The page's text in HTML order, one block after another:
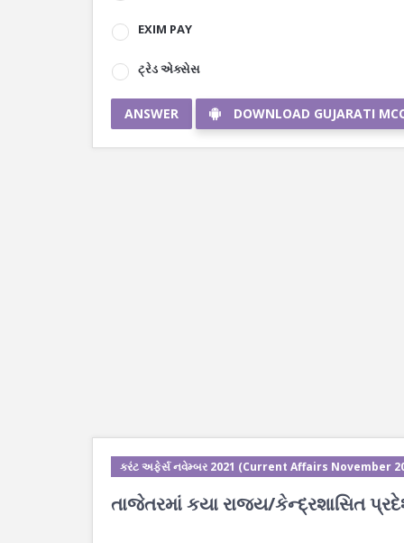
EXIM PAY
ટ્રેડ એક્સેસ
ANSWER DOWNLOAD GUJARATI
કરંટ અફેર્સ નવેમ્બર 2021 (Current Affairs November
તાજેતરમાં કયા રાજ્ય/કેન્દ્રશાસિત